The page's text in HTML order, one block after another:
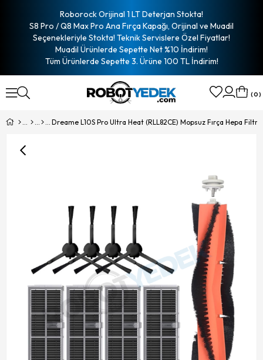
Roborock Orijinal 1 LT Deterjan Stokta!
S8 Pro / Q8 Max Pro Ana Fırça Kapağı, Orijinal ve Muadil
Seçenekleriyle Stokta! Teknik Servislere Özel Fiyatlar!
Muadil Ürünlerde Sepette Net %10 İndirim!
Tüm Ürünlerde Sepette 3. Ürüne 100 TL İndirim!
0